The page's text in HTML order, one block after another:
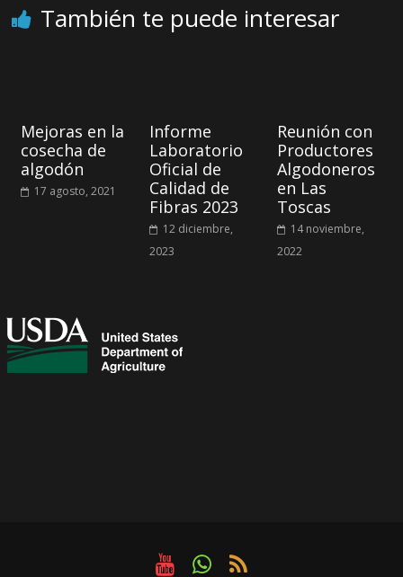
También te puede interesar
Mejoras en la
cosecha de
algodón
17 agosto, 2021
Informe
Laboratorio
Oficial de
Calidad de
Fibras 2023
12 diciembre,
2023
Reunión con
Productores
Algodoneros
en Las
Toscas
14 noviembre,
2022